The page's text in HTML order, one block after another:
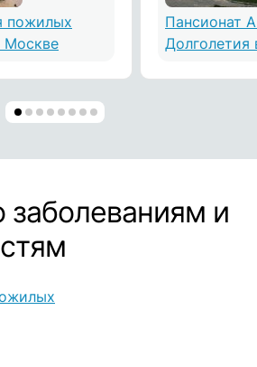
пожилых
Москве
Пансионат
Долголетия
заболеваниям и